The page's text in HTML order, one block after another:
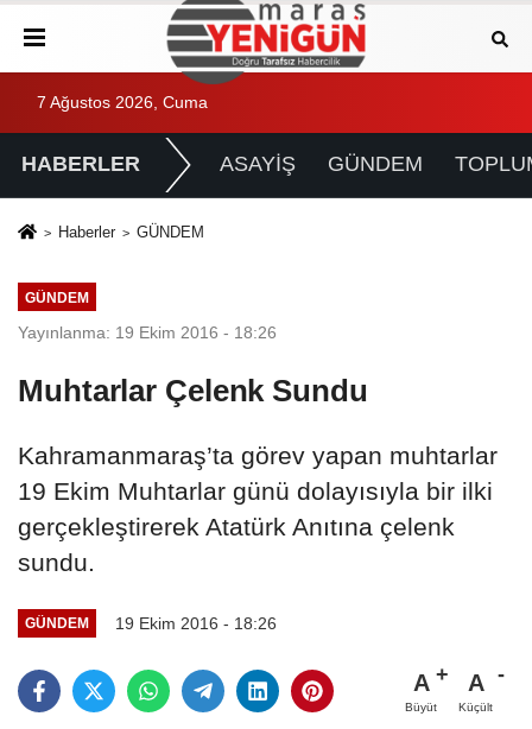
7 Ağustos 2026, Cuma
HABERLER ASAYİŞ GÜNDEM
Haberler GÜNDEM
GÜNDEM
Yayınlanma: 19 Ekim 2016 - 18:26
Muhtarlar Çelenk Sundu
Kahramanmaraş’ta görev yapan muhtarlar
19 Ekim Muhtarlar günü dolayısıyla bir ilki
gerçekleştirerek Atatürk Anıtına çelenk
sundu.
GÜNDEM 19 Ekim 2016 - 18:26
A
Büyüt
A
Küçült